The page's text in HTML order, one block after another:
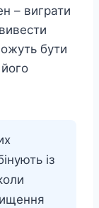
– виграти
бути
із